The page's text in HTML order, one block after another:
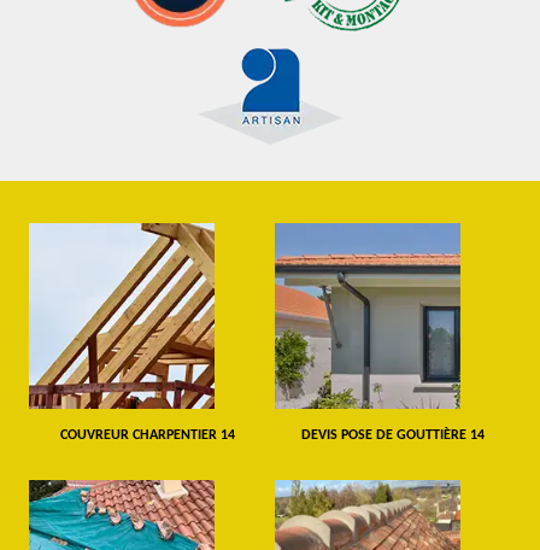
COUVREUR CHARPENTIER 14 DEVIS POSE DE GOUTTIÈRE 14